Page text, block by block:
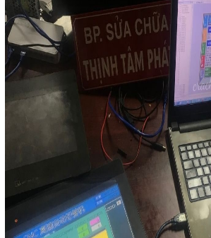
Bảng điện tử năng suất
Bảng Led hiển thị nhiệt độ
độ ẩm
Đồng hồ thời gian thực
Màn hình cảm ứng HMI
PLC - Bộ lập trình PLC
Máy tính công nghiệp